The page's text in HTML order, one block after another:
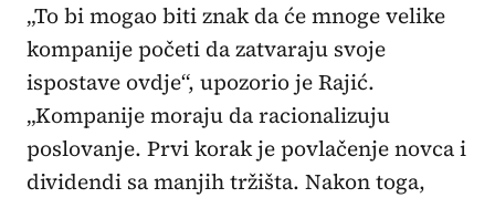
„To bi mogao biti znak da će mnoge velike
kompanije početi da zatvaraju svoje
ispostave ovdje“, upozorio je Rajić.
„Kompanije moraju da racionalizuju
poslovanje. Prvi korak je povlačenje novca i
dividendi sa manjih tržišta. Nakon toga,